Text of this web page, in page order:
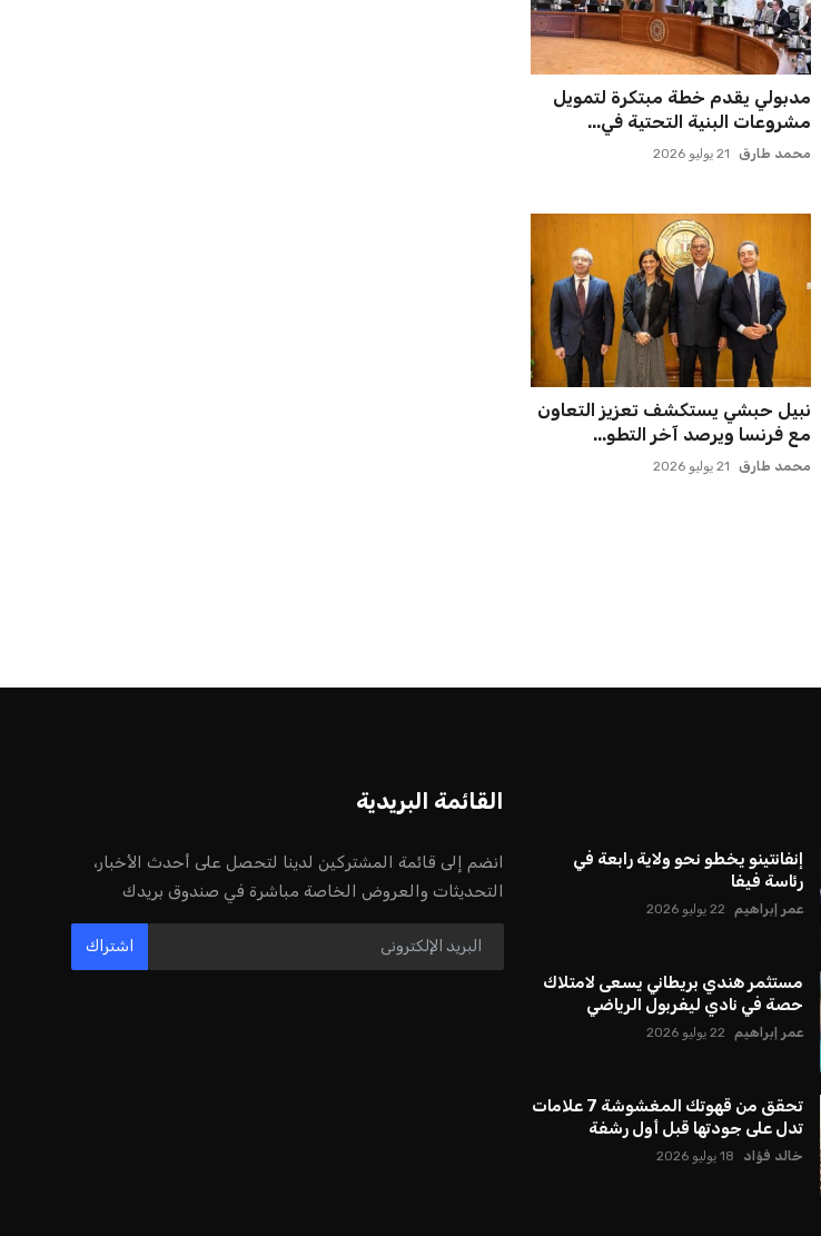
مدبولي يقدم خطة مبتكرة لتمويل
مشروعات البنية التحتية في...
محمد طارق 21 يوليو 2026
نبيل حبشي يستكشف تعزيز التعاون
مع فرنسا ويرصد آخر التطو...
محمد طارق 21 يوليو 2026
إنفانتينو يخطو نحو ولاية رابعة في
رئاسة فيفا
عمر إبراهيم 22 يوليو 2026
مستثمر هندي بريطاني يسعى لامتلاك
حصة في نادي ليفربول الرياضي
عمر إبراهيم 22 يوليو 2026
تحقق من قهوتك المغشوشة 7 علامات
تدل على جودتها قبل أول رشفة
خالد فؤاد 18 يوليو 2026
القائمة البريدية
انضم إلى قائمة المشتركين لدينا لتحصل على أحدث الأخبار،
التحديثات والعروض الخاصة مباشرة في صندوق بريدك
اشتراك